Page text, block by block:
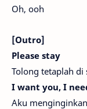
Oh, ooh
[Outro]
Please stay
Tolong tetaplah di
I want you, I
Aku